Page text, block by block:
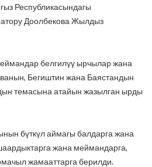
Республикасындагы
Доолбекова Жылдыз
белгилүү ырчылар жана
Бегиштин жана Баястандын
темасына атайын жазылган ырды
бүткүл аймагы балдарга жана
жана меймандарга,
жамааттарга берилди.